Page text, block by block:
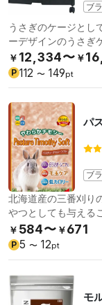
ブ
うさぎのケージとし
ーデザインのうさぎ
￥ 12,334〜 ￥
P 112 〜 149pt
パ
ブ
北海道産の三番刈り
やつとしても与える
￥ 584〜 ￥671
P 5 〜 12pt
モ